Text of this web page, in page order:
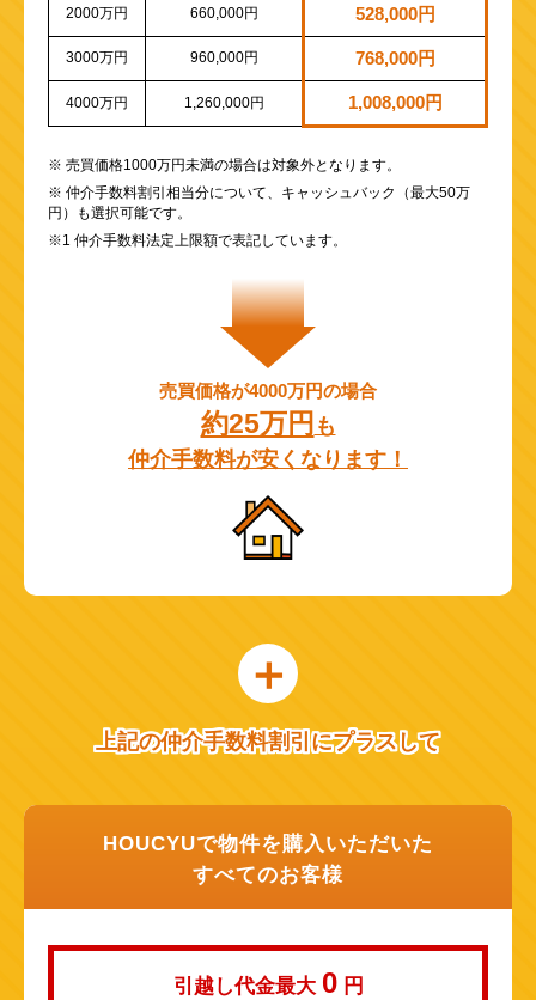
2000万円 660,000円 528,000円
3000万円 960,000円 768,000円
4000万円 1,260,000円 1,008,000円
※ 売買価格1000万円未満の場合は対象外となります。
※ 仲介手数料割引相当分について、キャッシュバック（最大50万
円）も選択可能です。
※1 仲介手数料法定上限額で表記しています。
売買価格が4000万円の場合
約25万円 も
仲介手数料が安くなります！
上記の仲介手数料割引にプラスして
HOUCYUで物件を購入いただいた
すべてのお客様
引越し代金最大 0 円